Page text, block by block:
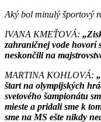
Aký bol minulý športový
IVANA KMEŤOVÁ:
zahraničnej vode hovorí
neskončili na
MARTINA KOHLOVÁ:
štart na olympijských
svetového šampionátu
mieste a pridali sme k
sme na MS ešte nikdy